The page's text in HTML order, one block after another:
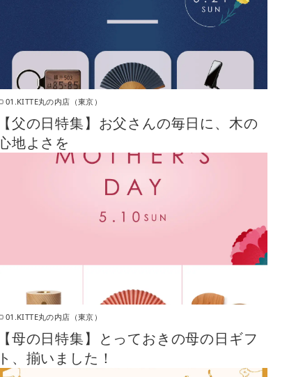
01.KITTE丸の内店（東京）
父の日特集】お父さんの毎日に、木の
地よさを
01.KITTE丸の内店（東京）
母の日特集】とっておきの母の日ギフ
、揃いました！